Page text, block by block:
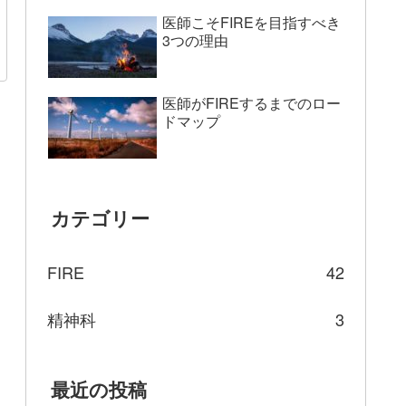
医師こそFIREを目指すべき
3つの理由
医師がFIREするまでのロー
ドマップ
カテゴリー
FIRE
42
精神科
3
最近の投稿